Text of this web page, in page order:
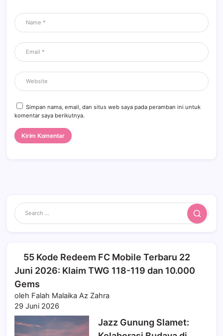
Simpan nama, email, dan situs web saya pada peramban ini untuk
komentar saya berikutnya.
Search
55 Kode Redeem FC Mobile Terbaru 22
Juni 2026: Klaim TWG 118-119 dan 10.000
Gems
oleh Falah Malaika Az Zahra
29 Juni 2026
Jazz Gunung Slamet: